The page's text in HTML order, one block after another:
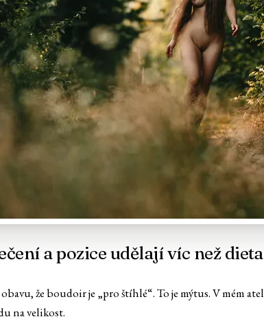
a pozice udělají víc než dieta
že boudoir je „pro štíhlé“. To je mýtus. V mém
na velikost.